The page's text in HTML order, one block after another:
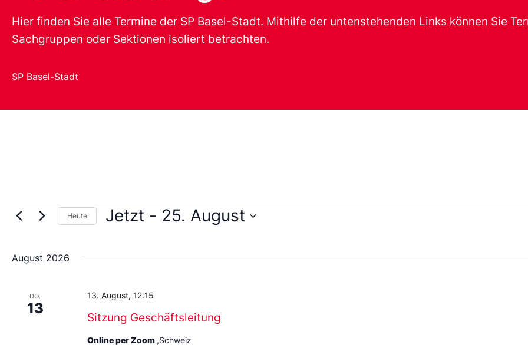
Hier finden Sie alle Termine der SP Basel-Stadt. Mithilfe der untenstehenden Links können Sie
Sachgruppen oder Sektionen isoliert betrachten.
SP Basel-Stadt
Heute Jetzt - 25. August
das
August 2026
DO.
13
Sitzung Geschäftsleitung
13. August, 12:15
Online per Zoom ,Schweiz